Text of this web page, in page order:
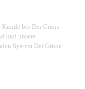
bei Der Grüne
und unsere
System Der Grüne